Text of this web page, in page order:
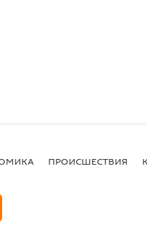
ПРОИСШЕСТВИЯ